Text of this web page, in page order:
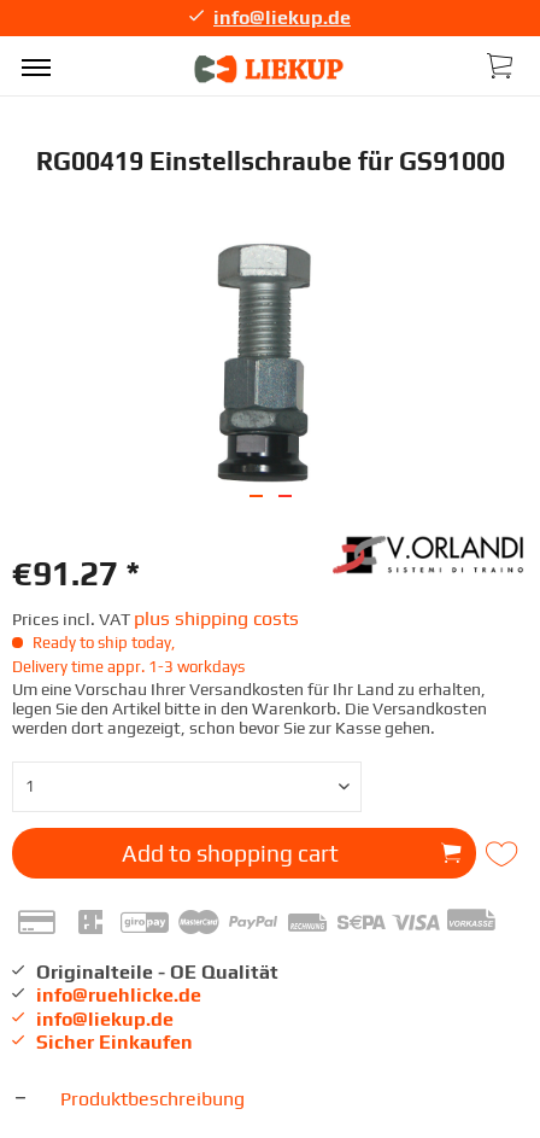
info@liekup.de
RG00419 Einstellschraube für GS91000
€91.27 *
Prices incl. VAT plus shipping costs
Ready to ship today,
Delivery time appr. 1-3 workdays
Um eine Vorschau Ihrer Versandkosten für Ihr Land zu erhalten,
legen Sie den Artikel bitte in den Warenkorb. Die Versandkosten
werden dort angezeigt, schon bevor Sie zur Kasse gehen.
Add to shopping cart
Originalteile - OE Qualität
info@ruehlicke.de
info@liekup.de
Sicher Einkaufen
Produktbeschreibung